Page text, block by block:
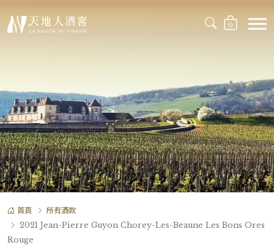
0
首頁
所有酒款
2021 Jean-Pierre Guyon Chorey-Les-Beaune Les Bons Ores
Rouge